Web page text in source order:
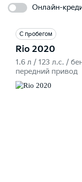
Онлайн-
С пробегом
Rio 2020
1.6 л / 123 л.c. /
передний привод